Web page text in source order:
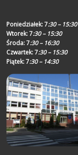
Poniedziałek:7:30 – 15:30
Wtorek:7:30 – 15:30
Środa:7:30 – 16:30
Czwartek:7:30 – 15:30
Piątek:7:30 – 14:30